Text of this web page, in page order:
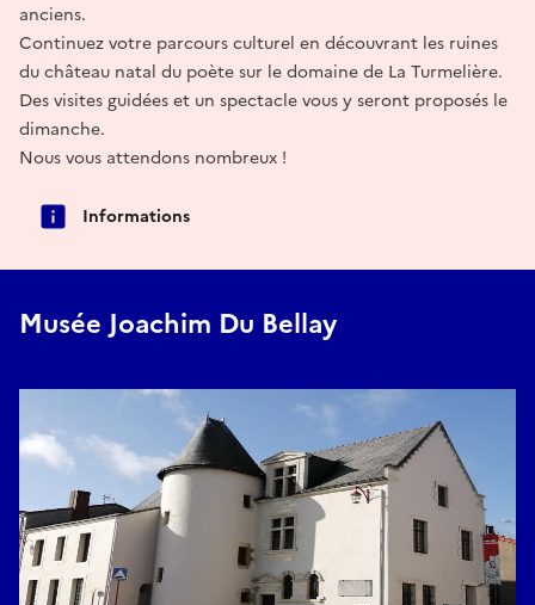
anciens.
Continuez votre parcours culturel en découvrant les ruines
du château natal du poète sur le domaine de La Turmelière.
Des visites guidées et un spectacle vous y seront proposés le
dimanche.
Nous vous attendons nombreux !
Informations
Musée Joachim Du Bellay